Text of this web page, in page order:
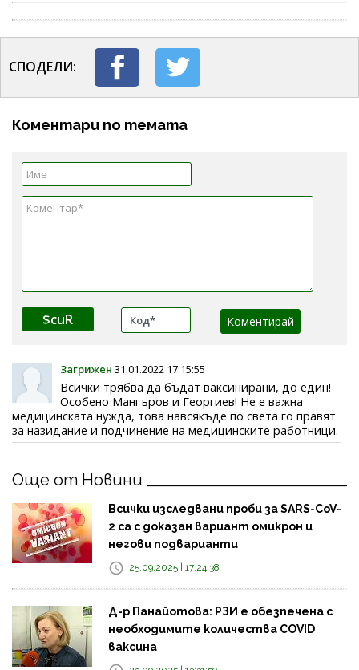
СПОДЕЛИ:
Коментари по темата
$cuR
Загрижен 31.01.2022 17:15:55
Всички трябва да бъдат ваксинирани, до един!
Особено Мангъров и Георгиев! Не е важна
медицинската нужда, това навсякъде по света го правят
за назидание и подчинение на медицинските работници.
Още от Новини
Всички изследвани проби за SARS-CoV-
2 са с доказан вариант омикрон и
негови подварианти
25.09.2025 | 17:24:38
Д-р Панайотова: РЗИ е обезпечена с
необходимите количества COVID
ваксина